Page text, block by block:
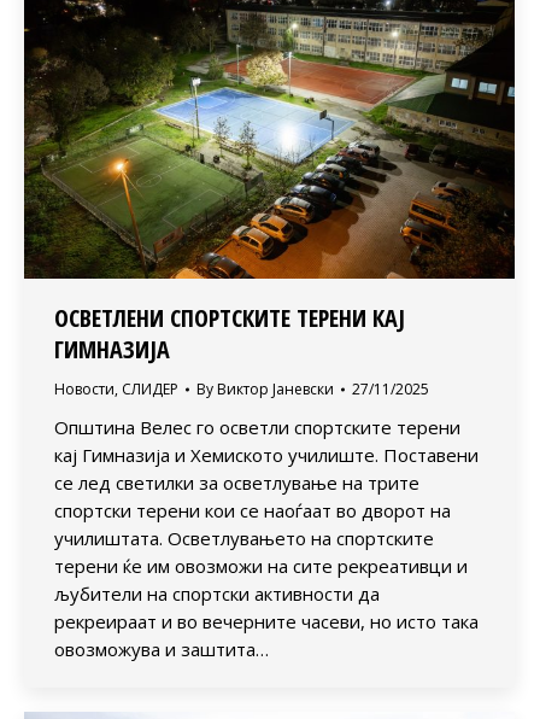
ОСВЕТЛЕНИ СПОРТСКИТЕ ТЕРЕНИ КАЈ
ГИМНАЗИЈА
Новости, СЛИДЕР By Виктор Јаневски 27/11/2025
Општина Велес го осветли спортските терени
кај Гимназија и Хемиското училиште. Поставени
се лед светилки за осветлување на трите
спортски терени кои се наоѓаат во дворот на
училиштата. Осветлувањето на спортските
терени ќе им овозможи на сите рекреативци и
љубители на спортски активности да
рекреираат и во вечерните часеви, но исто така
овозможува и заштита…